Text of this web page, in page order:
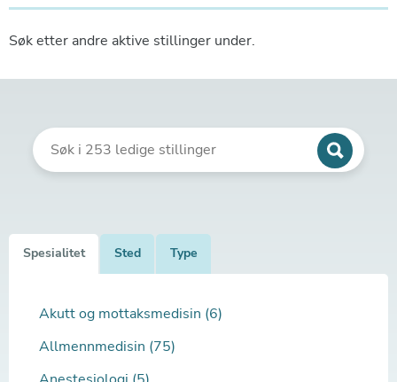
Søk etter andre aktive stillinger under.
Spesialitet Sted Type
Akutt og mottaksmedisin (6)
Allmennmedisin (75)